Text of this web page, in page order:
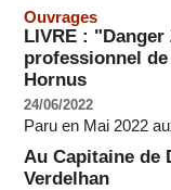
Ouvrages
LIVRE :
professionnel
Hornus
24/06/2022
Paru en Mai 2022
Au Capitaine de
Verdelhan